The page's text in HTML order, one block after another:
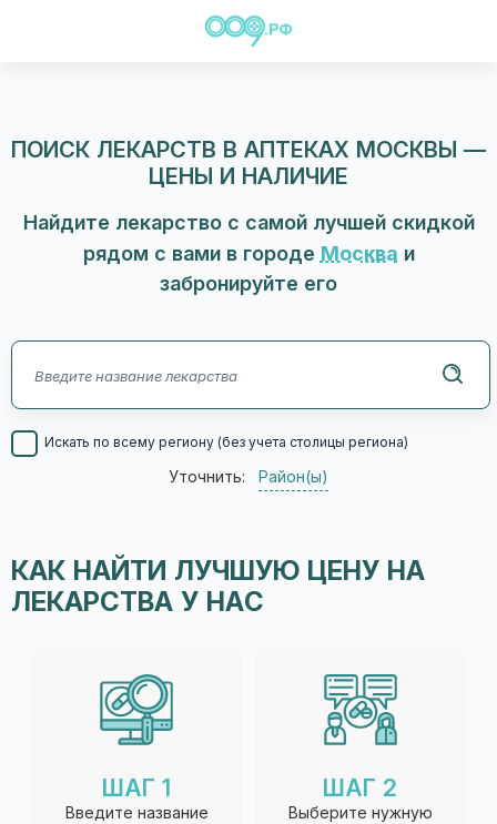
ПОИСК ЛЕКАРСТВ В АПТЕКАХ МОСКВЫ —
ЦЕНЫ И НАЛИЧИЕ
Найдите лекарство с самой лучшей скидкой
рядом с вами в городе Москва и
забронируйте его
Искать по всему региону (без учета столицы региона)
Уточнить: Район(ы)
КАК НАЙТИ ЛУЧШУЮ ЦЕНУ НА
ЛЕКАРСТВА У НАС
ШАГ 1
Введите название
ШАГ 2
Выберите нужную